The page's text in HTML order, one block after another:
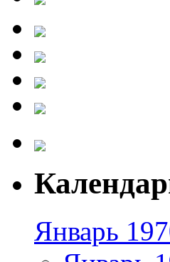
Январь